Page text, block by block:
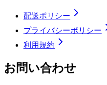
配送ポリシー
プライバシーポリシー
利用規約
お問い合わせ